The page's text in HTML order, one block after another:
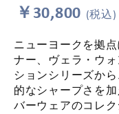
￥30,800 (税込)
ニューヨークを拠
ナー、ヴェラ・ウ
ションシリーズか
的なシャープさを
バーウェアのコレ